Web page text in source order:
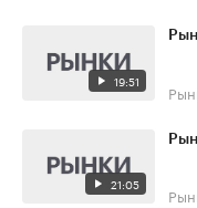
19:51
21:05